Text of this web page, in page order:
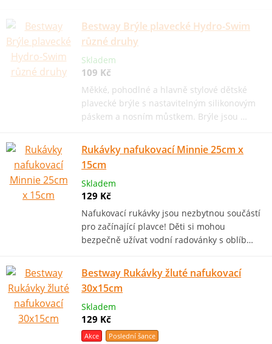
Bestway Brýle plavecké Hydro-Swim
různé druhy
Skladem
109 Kč
Měkké, pohodlné a hlavně stylové dětské
plavecké brýle s nastavitelným silikonovým
páskem a nosním můstkem. Brýle jsou …
Rukávky nafukovací Minnie 25cm x
15cm
Skladem
129 Kč
Nafukovací rukávky jsou nezbytnou součástí
pro začínající plavce! Děti si mohou
bezpečně užívat vodní radovánky s oblíb…
Bestway Rukávky žluté nafukovací
30x15cm
Skladem
129 Kč
Akce Poslední šance